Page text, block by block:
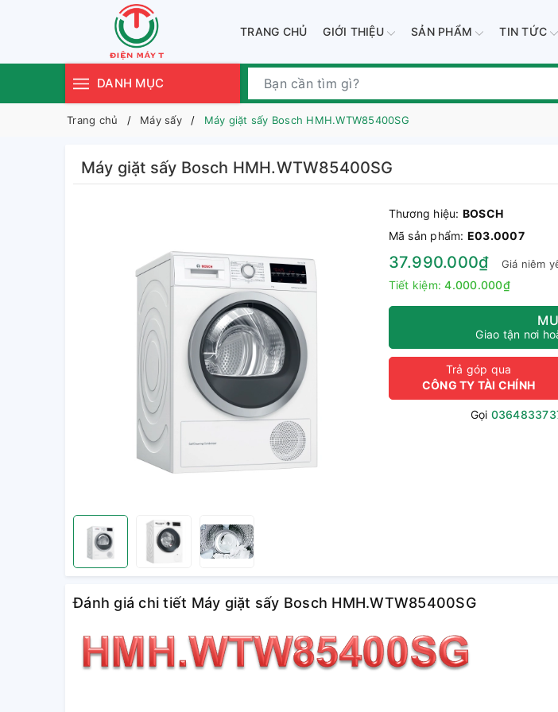
TRANG CHỦ GIỚI THIỆU SẢN PHẨM TIN TỨC
DANH MỤC
Trang chủ Máy sấy Máy giặt sấy Bosch HMH.WTW85400SG
Máy giặt sấy Bosch HMH.WTW85400SG
Thương hiệu: BOSCH
Mã sản phẩm: E03.0007
37.990.000₫ Giá niêm
Tiết kiệm:4.000.000₫
Giao tận nơi
Trả góp qua
CÔNG TY TÀI CHÍNH
Gọi
Đánh giá chi tiết Máy giặt sấy Bosch HMH.WTW85400SG